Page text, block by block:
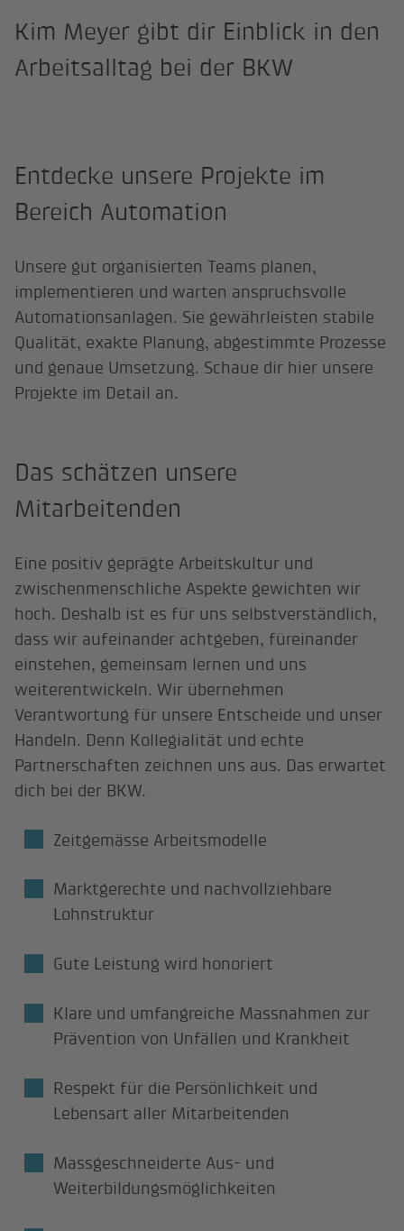
Kim Meyer gibt dir Einblick in den
Arbeitsalltag bei der BKW
Entdecke unsere Projekte im
Bereich Automation
Unsere gut organisierten Teams planen,
implementieren und warten anspruchsvolle
Automationsanlagen. Sie gewährleisten stabile
Qualität, exakte Planung, abgestimmte Prozesse
und genaue Umsetzung. Schaue dir hier unsere
Projekte im Detail an.
Das schätzen unsere
Mitarbeitenden
Eine positiv geprägte Arbeitskultur und
zwischenmenschliche Aspekte gewichten wir
hoch. Deshalb ist es für uns selbstverständlich,
dass wir aufeinander achtgeben, füreinander
einstehen, gemeinsam lernen und uns
weiterentwickeln. Wir übernehmen
Verantwortung für unsere Entscheide und unser
Handeln. Denn Kollegialität und echte
Partnerschaften zeichnen uns aus. Das erwartet
dich bei der BKW.
Zeitgemässe Arbeitsmodelle
Marktgerechte und nachvollziehbare
Lohnstruktur
Gute Leistung wird honoriert
Klare und umfangreiche Massnahmen zur
Prävention von Unfällen und Krankheit
Respekt für die Persönlichkeit und
Lebensart aller Mitarbeitenden
Massgeschneiderte Aus- und
Weiterbildungsmöglichkeiten